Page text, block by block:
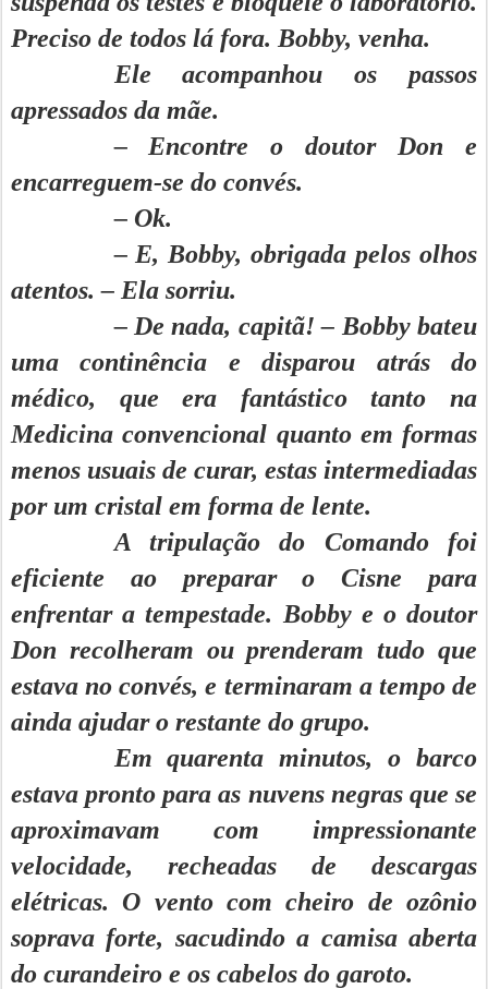
Preciso de todos lá fora. Bobby, venha.
Ele acompanhou os passos
apressados da mãe.
– Encontre o doutor Don e
encarreguem-se do convés.
– Ok.
– E, Bobby, obrigada pelos olhos
atentos. – Ela sorriu.
– De nada, capitã! – Bobby bateu
uma continência e disparou atrás do
médico, que era fantástico tanto na
Medicina convencional quanto em formas
menos usuais de curar, estas intermediadas
por um cristal em forma de lente.
A tripulação do Comando foi
eficiente ao preparar o Cisne para
enfrentar a tempestade. Bobby e o doutor
Don recolheram ou prenderam tudo que
estava no convés, e terminaram a tempo de
ainda ajudar o restante do grupo.
Em quarenta minutos, o barco
estava pronto para as nuvens negras que se
aproximavam com impressionante
velocidade, recheadas de descargas
elétricas. O vento com cheiro de ozônio
soprava forte, sacudindo a camisa aberta
do curandeiro e os cabelos do garoto.